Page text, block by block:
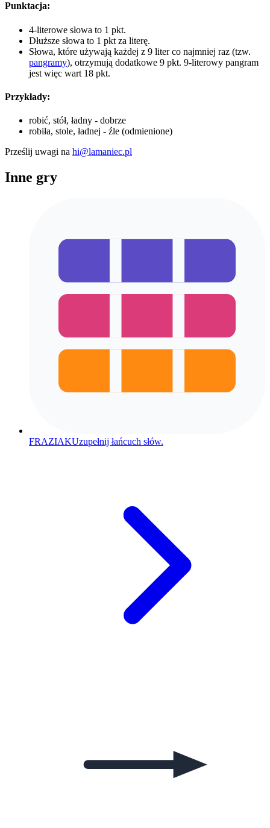
Punktacja:
4-literowe słowa to 1 pkt.
Dłuższe słowa to 1 pkt za literę.
Słowa, które używają każdej z 9 liter co najmniej raz (tzw.
pangramy), otrzymują dodatkowe 9 pkt. 9-literowy pangram
jest więc wart 18 pkt.
Przykłady:
robić, stół, ładny - dobrze
robiła, stole, ładnej - źle (odmienione)
Prześlij uwagi na hi@lamaniec.pl
Inne gry
FRAZIAKUzupełnij łańcuch słów.